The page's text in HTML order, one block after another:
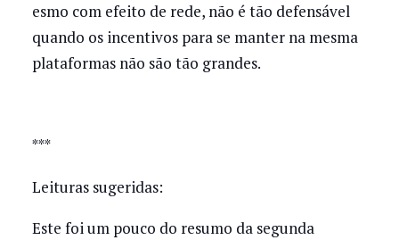
esmo com efeito de rede, não é tão defensável
quando os incentivos para se manter na mesma
plataformas não são tão grandes.
***
Leituras sugeridas:
Este foi um pouco do resumo da segunda